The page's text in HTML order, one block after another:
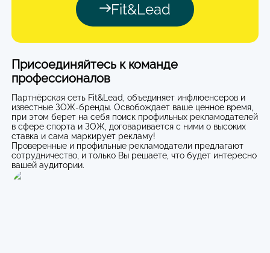
Fit&Lead
Присоединяйтесь к команде
профессионалов
Партнёрская сеть Fit&Lead, объединяет инфлюенсеров и
известные ЗОЖ-бренды. Освобождает ваше ценное время,
при этом берет на себя поиск профильных рекламодателей
в сфере спорта и ЗОЖ, договаривается с ними о высоких
ставка и сама маркирует рекламу!
Проверенные и профильные рекламодатели предлагают
сотрудничество, и только Вы решаете, что будет интересно
вашей аудитории.